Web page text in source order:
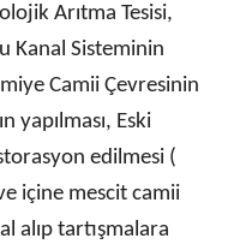
Arıtma Tesisi,
Kanal Sisteminin
Camii Çevresinin
yapılması, Eski
edilmesi (
içine mescit camii
alıp tartışmalara